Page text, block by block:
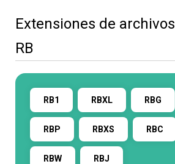
Extensiones de
RB
RB1 RBXL RBG
RBP RBXS RBC
RBW RBJ